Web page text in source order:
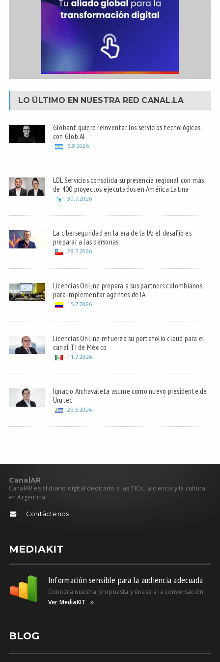
LO ÚLTIMO EN NUESTRA RED CANAL.LA
Globant quiere reinventar los servicios tecnológicos
con Glob.AI
6.8.2026
LOL Servicios consolida su presencia regional con más
de 400 proyectos ejecutados en América Latina
30.7.2026
La ciberseguridad en la era de la IA: el desafío es
preparar a las personas
28.7.2026
Licencias OnLine prepara a sus partners colombianos
para implementar agentes de IA
15.7.2026
Licencias OnLine refuerza su portafolio cloud para el
canal TI de México
11.7.2026
Ignacio Archavaleta asume como nuevo presidente de
Urutec
23.6.2026
CanalAR
CanalAR es el diario digital dedicado a las TICs, la ciencia y la cultura
en Argentina.
Contáctenos
MEDIAKIT
Información sensible para la audiencia adecuada
Conozca nuestra propuesta y únase a la conversación
Ver MediaKIT
BLOG